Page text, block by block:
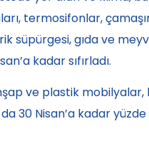
termosifonlar,
süpürgesi, gıda ve
kadar sıfırladı.
ve plastik
30 Nisan’a kadar